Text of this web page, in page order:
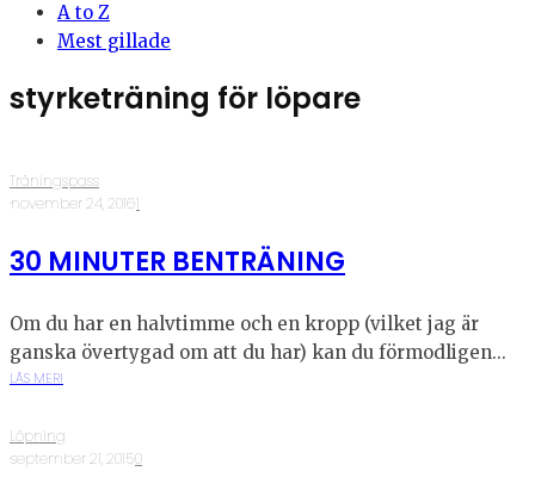
A to Z
Mest gillade
styrketräning för löpare
Träningspass
·november 24, 2016·1
30 MINUTER BENTRÄNING
Om du har en halvtimme och en kropp (vilket jag är
ganska övertygad om att du har) kan du förmodligen...
LÄS MER!
Löpning
·september 21, 2015·0